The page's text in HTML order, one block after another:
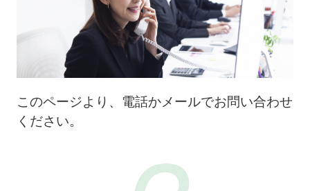
このページより、電話かメールでお問い合わせ
ください。